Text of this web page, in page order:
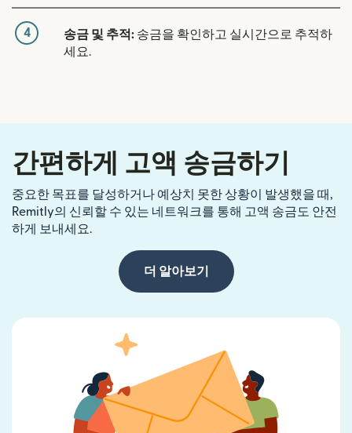
4 송금 및 추적: 송금을 확인하고 실시간으로 추적하
세요.
간편하게 고액 송금하기
중요한 목표를 달성하거나 예상치 못한 상황이 발생했을 때,
Remitly의 신뢰할 수 있는 네트워크를 통해 고액 송금도 안전
하게 보내세요.
더 알아보기